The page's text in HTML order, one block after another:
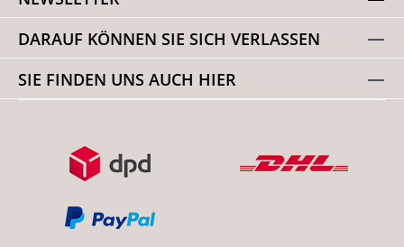
DARAUF KÖNNEN SIE SICH VERLASSEN
SIE FINDEN UNS AUCH HIER